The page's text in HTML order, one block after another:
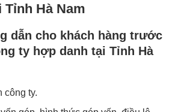
Hà Nam
dẫn cho khách hàng trước
ty hợp danh tại Tỉnh Hà
công ty.